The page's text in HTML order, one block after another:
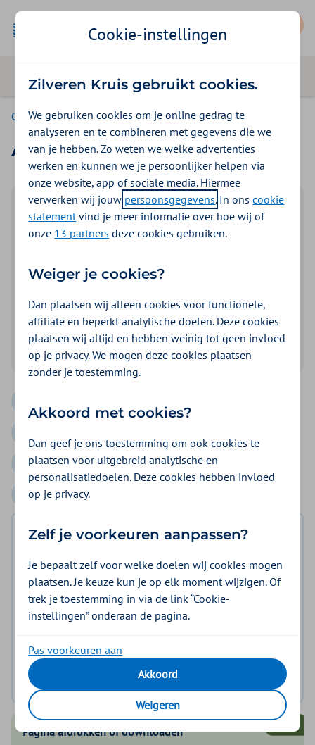
Consumenten
Alle vergoedingen 2026
Zoek een vergoeding
Top 25
Benieuwd naar jouw tandartsvergoeding?
vergoed krijgt. Handig in één overzicht!
Bekijk het tandvergoedingenoverzicht
Filter op:
Gezonder Leven Filter op:
Horen en spreken
Meer vergoedingen
Kies jouw collectiviteit
Allianties
Sporters Onderwijs
Pagina afdrukken of downloaden TIP!
Cookie-instellingen
Zilveren Kruis gebruikt cookies.
We gebruiken cookies om je online gedrag te
analyseren en te combineren met gegevens die we
van je hebben. Zo weten we welke advertenties
werken en kunnen we je persoonlijker helpen via
onze website, app of sociale media. Hiermee
verwerken wij jouw persoonsgegevens. In onscookie
statementvind je meer informatie over hoe wij of
onze 13 partners deze cookies gebruiken.
Weiger je cookies?
Dan plaatsen wij alleen cookies voor functionele,
affiliate en beperkt analytische doelen. Deze cookies
plaatsen wij altijd en hebben weinig tot geen invloed
op je privacy. We mogen deze cookies plaatsen
zonder je toestemming.
Akkoord met cookies?
Dan geef je ons toestemming om ook cookies te
plaatsen voor uitgebreid analytische en
personalisatiedoelen. Deze cookies hebben invloed
op je privacy.
Zelf je voorkeuren aanpassen?
Je bepaalt zelf voor welke doelen wij cookies mogen
plaatsen. Je keuze kun je op elk moment wijzigen. Of
trek je toestemming in via de link “Cookie-
instellingen” onderaan de pagina.
Pas voorkeuren aan
Akkoord
Weigeren